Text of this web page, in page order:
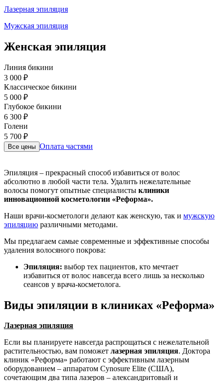
Лазерная эпиляция
Мужская эпиляция
Женская эпиляция
Линия бикини
3 000 ₽
Классическое бикини
5 000 ₽
Глубокое бикини
6 300 ₽
Голени
5 700 ₽
Все цены Оплата частями
Эпиляция – прекрасный способ избавиться от волос
абсолютно в любой части тела. Удалить нежелательные
волосы помогут опытные специалисты клиники
инновационной косметологии «Реформа».
Наши врачи-косметологи делают как женскую, так и мужскую
эпиляцию различными методами.
Мы предлагаем самые современные и эффективные способы
удаления волосяного покрова:
Эпиляция: выбор тех пациентов, кто мечтает
избавиться от волос навсегда всего лишь за несколько
сеансов у врача-косметолога.
Виды эпиляции в клиниках «Реформа»
Лазерная эпиляция
Если вы планируете навсегда распрощаться с нежелательной
растительностью, вам поможет лазерная эпиляция. Доктора
клиник «Реформа» работают с эффективным лазерным
оборудованием – аппаратом Cynosure Elite (США),
сочетающим два типа лазеров – александритовый и